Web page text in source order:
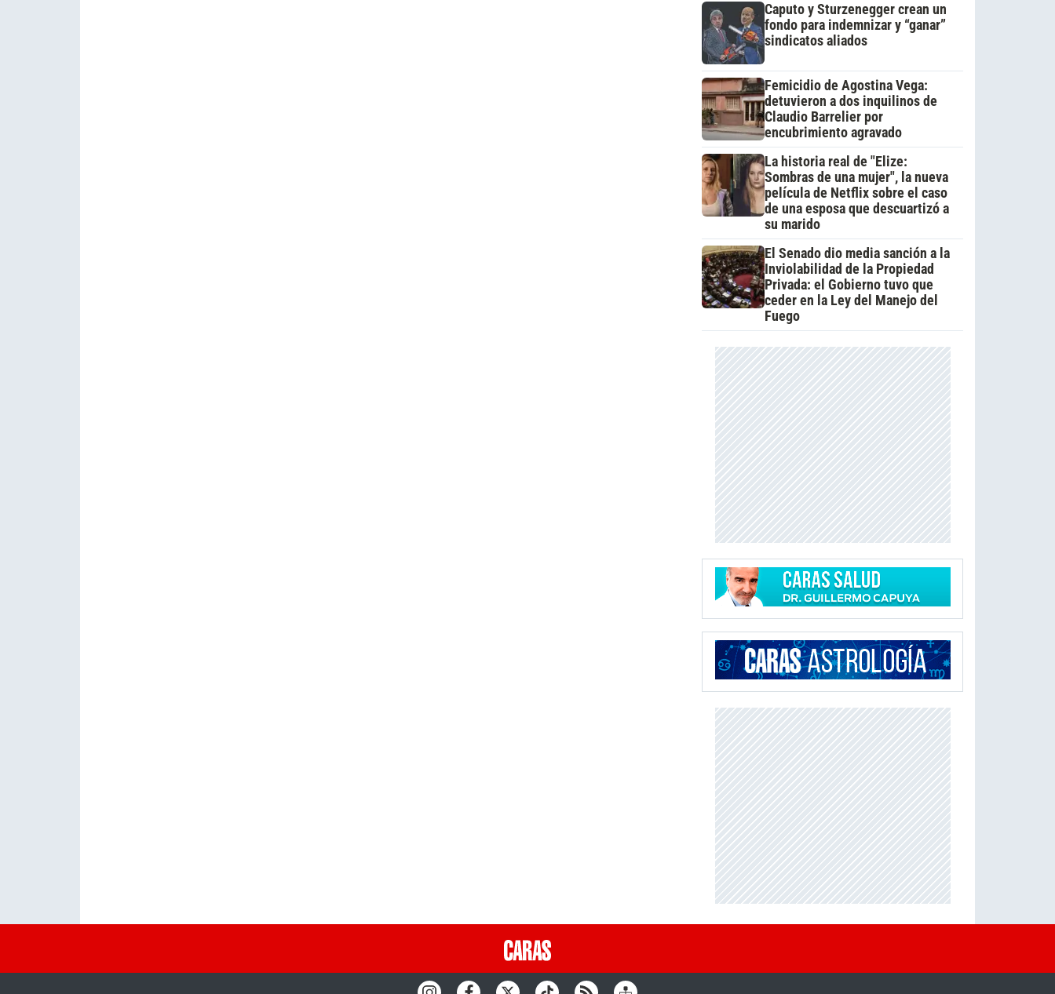
Caputo y Sturzenegger crean un
fondo para indemnizar y “ganar”
sindicatos aliados
Femicidio de Agostina Vega:
detuvieron a dos inquilinos de
Claudio Barrelier por
encubrimiento agravado
La historia real de "Elize:
Sombras de una mujer", la nueva
película de Netflix sobre el caso
de una esposa que descuartizó a
su marido
El Senado dio media sanción a la
Inviolabilidad de la Propiedad
Privada: el Gobierno tuvo que
ceder en la Ley del Manejo del
Fuego